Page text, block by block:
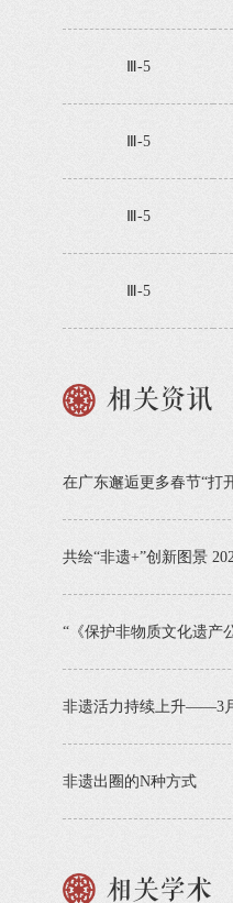
Ⅲ-5
Ⅲ-5
Ⅲ-5
Ⅲ-5
相关资讯
在广东邂逅更多春节“打
共绘“非遗+”创新图景
“《保护非物质文化遗产
非遗活力持续上升​——3
非遗出圈的N种方式
相关学术